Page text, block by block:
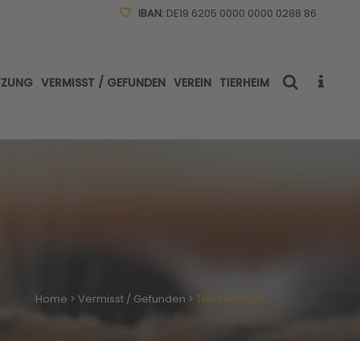
IBAN: DE19 6205 0000 0000 0288 86
VERMISST / GEFUNDEN VEREIN TIERHEIM
Home > Vermisst / Gefunden > Tier vermisst